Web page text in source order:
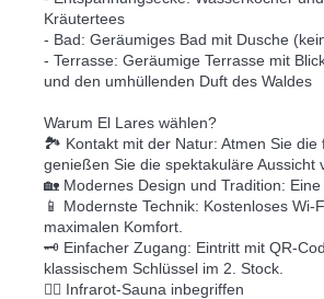
Kräutertees
- Bad: Geräumiges Bad mit Dusche
- Terrasse: Geräumige Terrasse mit
und den umhüllenden Duft des Waldes
Warum El Lares wählen?
🏞️ Kontakt mit der Natur: Atmen Sie die
genießen Sie die spektakuläre Aussicht
🏡 Modernes Design und Tradition: Eine
📱 Modernste Technik: Kostenloses Wi-
maximalen Komfort.
🗝️ Einfacher Zugang: Eintritt mit QR-
klassischem Schlüssel im 2. Stock.
🧖‍♀️ Infrarot-Sauna inbegriffen